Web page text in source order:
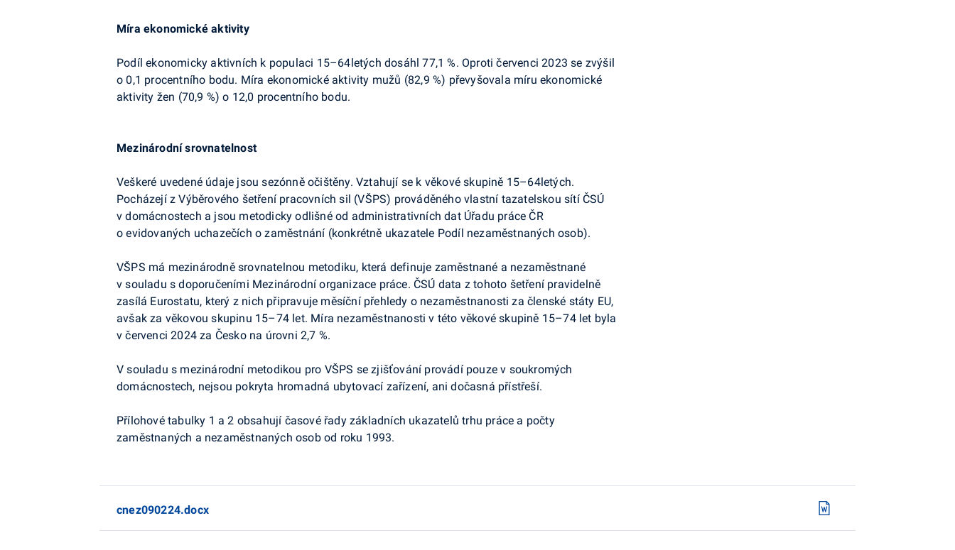
Míra ekonomické aktivity
Podíl ekonomicky aktivních k populaci 15–64letých dosáhl 77,1 %. Oproti červenci 2023 se zvýšil
o 0,1 procentního bodu. Míra ekonomické aktivity mužů (82,9 %) převyšovala míru ekonomické
aktivity žen (70,9 %) o 12,0 procentního bodu.
Mezinárodní srovnatelnost
Veškeré uvedené údaje jsou sezónně očištěny. Vztahují se k věkové skupině 15–64letých.
Pocházejí z Výběrového šetření pracovních sil (VŠPS) prováděného vlastní tazatelskou sítí ČSÚ
v domácnostech a jsou metodicky odlišné od administrativních dat Úřadu práce ČR
o evidovaných uchazečích o zaměstnání (konkrétně ukazatele Podíl nezaměstnaných osob).
VŠPS má mezinárodně srovnatelnou metodiku, která definuje zaměstnané a nezaměstnané
v souladu s doporučeními Mezinárodní organizace práce. ČSÚ data z tohoto šetření pravidelně
zasílá Eurostatu, který z nich připravuje měsíční přehledy o nezaměstnanosti za členské státy EU,
avšakza věkovou skupinu 15–74 let. Míra nezaměstnanosti v této věkové skupině 15–74 let byla
v červenci 2024 za Česko na úrovni 2,7 %.
V souladu s mezinárodní metodikou pro VŠPS se zjišťování provádí pouze v soukromých
domácnostech, nejsou pokryta hromadná ubytovací zařízení, ani dočasná přístřeší.
Přílohové tabulky 1 a 2 obsahují časové řady základních ukazatelů trhu práce a počty
zaměstnaných a nezaměstnaných osob od roku 1993.
cnez090224.docx